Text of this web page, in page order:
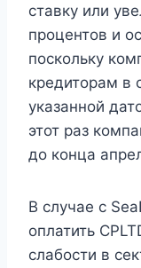
ставку или
процентов и
поскольку
кредиторам в
указанной
этот раз
до конца
В случае с
оплатить
слабости в